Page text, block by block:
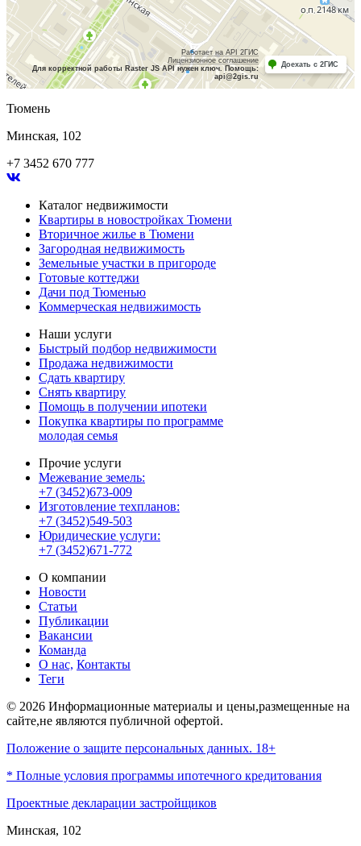
Работает на API 2ГИС
Лицензионное соглашение
Для корректной работы Raster JS API нужен ключ. Помощь:
api@2gis.ru
Доехать с 2ГИС
Тюмень
Минская, 102
+7 3452 670 777
Каталог недвижимости
Квартиры в новостройках Тюмени
Вторичное жилье в Тюмени
Загородная недвижимость
Земельные участки в пригороде
Готовые коттеджи
Дачи под Тюменью
Коммерческая недвижимость
Наши услуги
Быстрый подбор недвижимости
Продажа недвижимости
Сдать квартиру
Снять квартиру
Помощь в получении ипотеки
Покупка квартиры по программе
молодая семья
Прочие услуги
Межевание земель:
+7 (3452)673-009
Изготовление техпланов:
+7 (3452)549-503
Юридические услуги:
+7 (3452)671-772
О компании
Новости
Статьи
Публикации
Вакансии
Команда
О нас, Контакты
Теги
© 2026 Информационные материалы и цены,размещенные на
сайте,не являются публичной офертой.
Положение о защите персональных данных. 18+
* Полные условия программы ипотечного кредитования
Проектные декларации застройщиков
Минская, 102